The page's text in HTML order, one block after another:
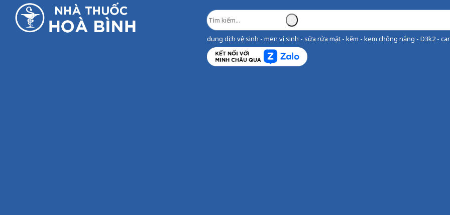
dung dịch vệ sinh - men vi sinh - sữa rửa mặt - kẽm - kem chống nắng - D3k2 -